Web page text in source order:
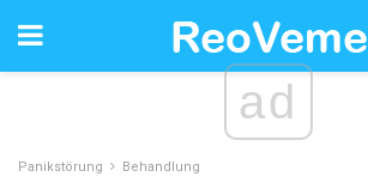
ad
Panikstörung Behandlung